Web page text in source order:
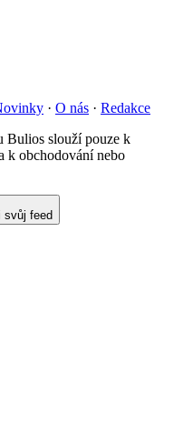
· O nás · Redakce
Bulios slouží pouze k
k obchodování nebo
svůj feed